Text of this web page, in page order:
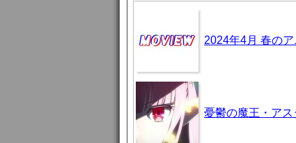
2024年4月 春の
憂鬱の魔王・アス